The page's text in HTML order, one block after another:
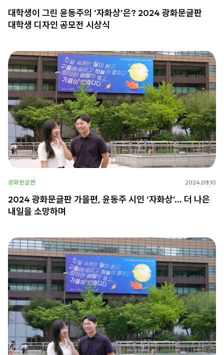
대학생이 그린 윤동주의 ‘자화상’은? 2024 광화문글판
대학생 디자인 공모전 시상식
광화문글판 2024.09.10
2024 광화문글판 가을편, 윤동주 시인 ‘자화상’… 더 나은
내일을 소망하며